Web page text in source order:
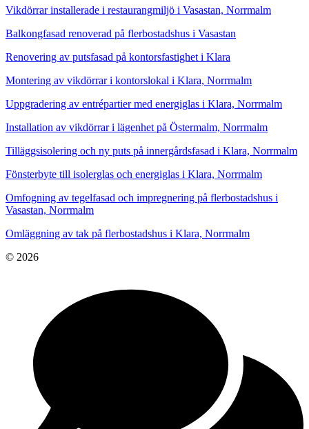
Vikdörrar installerade i restaurangmiljö i Vasastan, Norrmalm
Balkongfasad renoverad på flerbostadshus i Vasastan
Renovering av putsfasad på kontorsfastighet i Klara
Montering av vikdörrar i kontorslokal i Klara, Norrmalm
Uppgradering av entrépartier med energiglas i Klara, Norrmalm
Installation av vikdörrar i lägenhet på Östermalm, Norrmalm
Tilläggsisolering och ny puts på innergårdsfasad i Klara, Norrmalm
Fönsterbyte till isolerglas och energiglas i Klara, Norrmalm
Omfogning av tegelfasad och impregnering på flerbostadshus i
Vasastan, Norrmalm
Omläggning av tak på flerbostadshus i Klara, Norrmalm
© 2026